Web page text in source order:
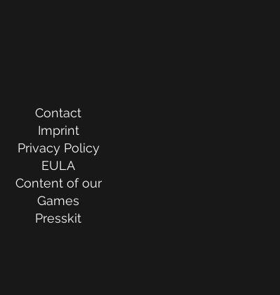
Contact
Imprint
Privacy Policy
EULA
Content of our
Games
Presskit